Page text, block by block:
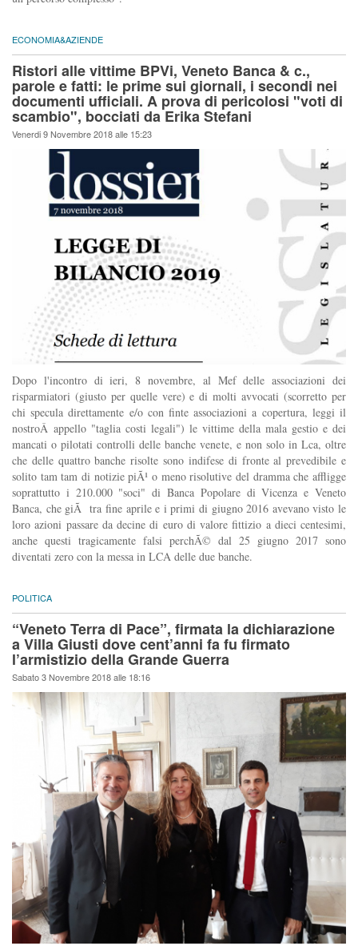
ECONOMIA&AZIENDE
Ristori alle vittime BPVi, Veneto Banca & c.,
parole e fatti: le prime sui giornali, i secondi nei
documenti ufficiali. A prova di pericolosi "voti di
scambio", bocciati da Erika Stefani
Venerdi 9 Novembre 2018 alle 15:23
Dopo l'incontro di ieri, 8 novembre, al Mef delle associazioni dei
risparmiatori (giusto per quelle vere) e di molti avvocati (scorretto per
chi specula direttamente e/o con finte associazioni a copertura, leggi il
nostroÂ appello "taglia costi legali") le vittime della mala gestio e dei
mancati o pilotati controlli delle banche venete, e non solo in Lca, oltre
che delle quattro banche risolte sono indifese di fronte al prevedibile e
solito tam tam di notizie piÃ¹ o meno risolutive del dramma che affligge
soprattutto i 210.000 "soci" di Banca Popolare di Vicenza e Veneto
Banca, che giÃ tra fine aprile e i primi di giugno 2016 avevano visto le
loro azioni passare da decine di euro di valore fittizio a dieci centesimi,
anche questi tragicamente falsi perchÃ© dal 25 giugno 2017 sono
diventati zero con la messa in LCA delle due banche.
POLITICA
“Veneto Terra di Pace”, firmata la dichiarazione
a Villa Giusti dove cent’anni fa fu firmato
l’armistizio della Grande Guerra
Sabato 3 Novembre 2018 alle 18:16